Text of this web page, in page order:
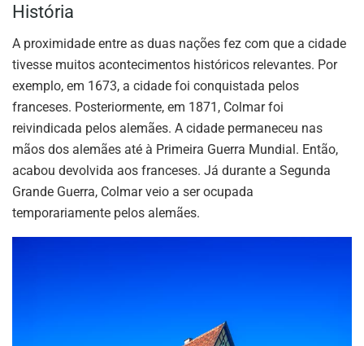
História
A proximidade entre as duas nações fez com que a cidade
tivesse muitos acontecimentos históricos relevantes. Por
exemplo, em 1673, a cidade foi conquistada pelos
franceses. Posteriormente, em 1871, Colmar foi
reivindicada pelos alemães. A cidade permaneceu nas
mãos dos alemães até à Primeira Guerra Mundial. Então,
acabou devolvida aos franceses. Já durante a Segunda
Grande Guerra, Colmar veio a ser ocupada
temporariamente pelos alemães.